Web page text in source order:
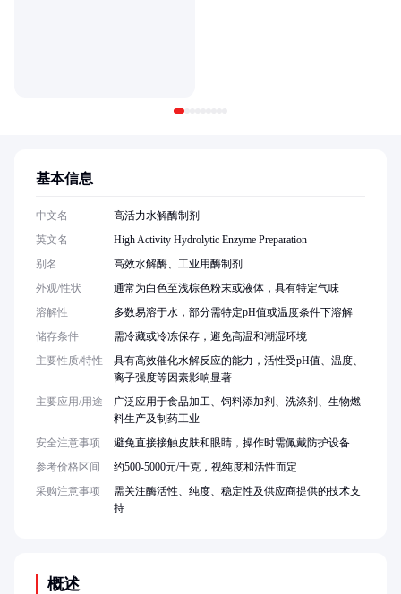
概述
基本信息
中文名
高活力水解酶制剂
英文名
High Activity Hydrolytic Enzyme Preparation
别名
高效水解酶、工业用酶制剂
外观/性状
通常为白色至浅棕色粉末或液体，具有特定气味
溶解性
多数易溶于水，部分需特定pH值或温度条件下溶解
储存条件
需冷藏或冷冻保存，避免高温和潮湿环境
主要性质/特性
具有高效催化水解反应的能力，活性受pH值、温度、
离子强度等因素影响显著
主要应用/用途
广泛应用于食品加工、饲料添加剂、洗涤剂、生物燃
料生产及制药工业
安全注意事项
避免直接接触皮肤和眼睛，操作时需佩戴防护设备
参考价格区间
约500-5000元/千克，视纯度和活性而定
采购注意事项
需关注酶活性、纯度、稳定性及供应商提供的技术支
持